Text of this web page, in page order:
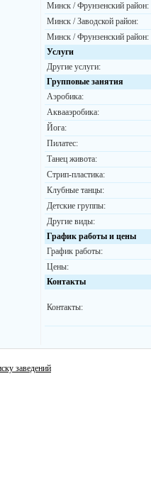
Минск / Фрунзенский район:
Минск / Заводской район:
Минск / Фрунзенский район:
Услуги
Другие услуги:
Групповые занятия
Аэробика:
Аквааэробика:
Йога:
Пилатес:
Танец живота:
Стрип-пластика:
Клубные танцы:
Детские группы:
Другие виды:
График работы и цены
График работы:
Цены:
Контакты
Контакты:
заведений